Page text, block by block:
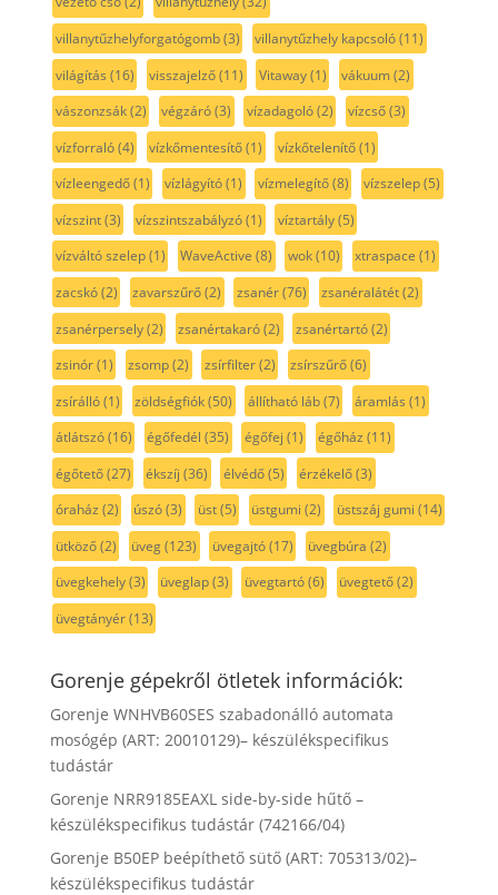
villanytűzhelyforgatógomb(3) villanytűzhely kapcsoló(11)
világítás (16) visszajelző(11) Vitaway(1) vákuum(2)
vászonzsák(2) végzáró(3) vízadagoló(2) vízcső(3)
vízforraló(4) vízkőmentesítő(1) vízkőtelenítő(1)
vízleengedő(1) vízlágyító(1) vízmelegítő(8) vízszelep(5)
vízszint(3) vízszintszabályzó(1) víztartály(5)
vízváltó szelep(1) WaveActive (8) wok(10) xtraspace (1)
zacskó(2) zavarszűrő(2) zsanér(76) zsanéralátét(2)
zsanérpersely(2) zsanértakaró(2) zsanértartó(2)
zsinór(1) zsomp(2) zsírfilter(2) zsírszűrő(6)
zsírálló(1) zöldségfiók(50) állítható láb(7) áramlás (1)
átlátszó(16) égőfedél (35) égőfej (1) égőház (11)
égőtető(27) ékszíj (36) élvédő(5) érzékelő(3)
óraház (2) úszó(3) üst(5) üstgumi (2) üstszáj gumi (14)
ütköző(2) üveg(123) üvegajtó(17) üvegbúra (2)
üvegkehely(3) üveglap(3) üvegtartó(6) üvegtető(2)
üvegtányér(13)
Gorenje gépekről ötletek információk:
Gorenje WNHVB60SES szabadonálló automata
mosógép (ART: 20010129)– készülékspecifikus
tudástár
Gorenje NRR9185EAXL side-by-side hűtő –
készülékspecifikus tudástár (742166/04)
Gorenje B50EP beépíthető sütő (ART: 705313/02)–
készülékspecifikus tudástár